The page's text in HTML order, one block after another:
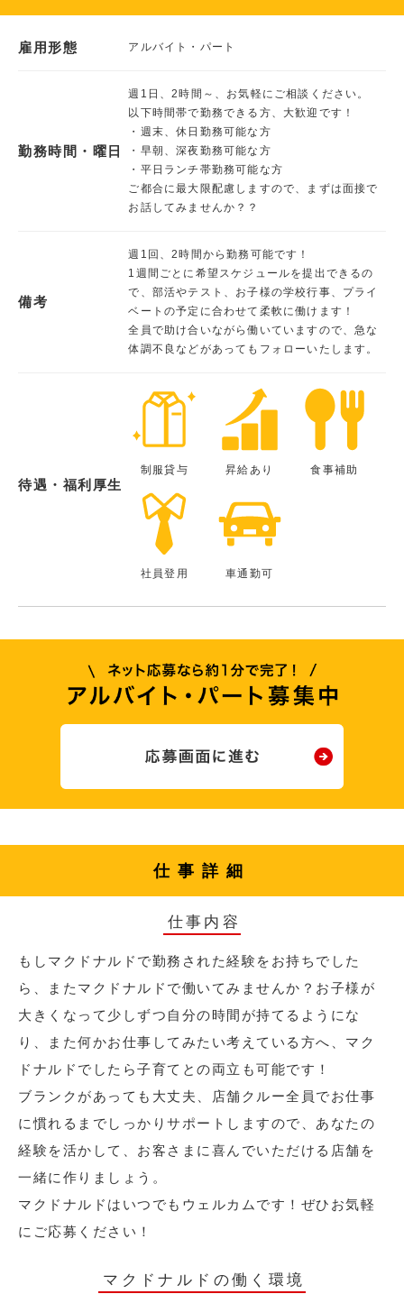
雇用形態 アルバイト・パート
勤務時間・曜日
週1日、2時間～、お気軽にご相談ください。
以下時間帯で勤務できる方、大歓迎です！
・週末、休日勤務可能な方
・早朝、深夜勤務可能な方
・平日ランチ帯勤務可能な方
ご都合に最大限配慮しますので、まずは面接で
お話してみませんか？？
備考
週1回、2時間から勤務可能です！
1週間ごとに希望スケジュールを提出できるの
で、部活やテスト、お子様の学校行事、プライ
ベートの予定に合わせて柔軟に働けます！
全員で助け合いながら働いていますので、急な
体調不良などがあってもフォローいたします。
待遇・福利厚生
制服貸与 昇給あり 食事補助
社員登用 車通勤可
仕事詳細
仕事内容
もしマクドナルドで勤務された経験をお持ちでした
ら、またマクドナルドで働いてみませんか？お子様が
大きくなって少しずつ自分の時間が持てるようにな
り、また何かお仕事してみたい考えている方へ、マク
ドナルドでしたら子育てとの両立も可能です！
ブランクがあっても大丈夫、店舗クルー全員でお仕事
に慣れるまでしっかりサポートしますので、あなたの
経験を活かして、お客さまに喜んでいただける店舗を
一緒に作りましょう。
マクドナルドはいつでもウェルカムです！ぜひお気軽
にご応募ください！
マクドナルドの働く環境